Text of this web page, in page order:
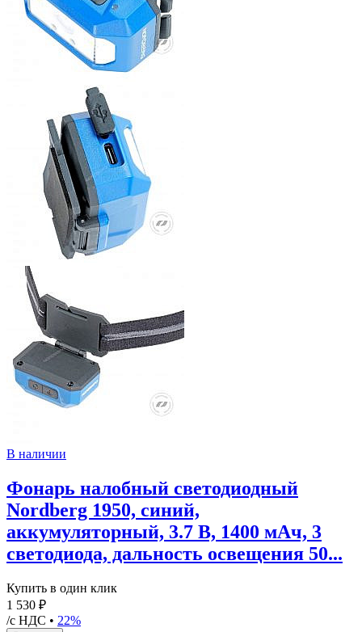
В наличии
Фонарь налобный светодиодный
Nordberg 1950, синий,
аккумуляторный, 3.7 В, 1400 мАч, 3
светодиода, дальность освещения 50...
Купить в один клик
1 530 ₽
/с НДС • 22%